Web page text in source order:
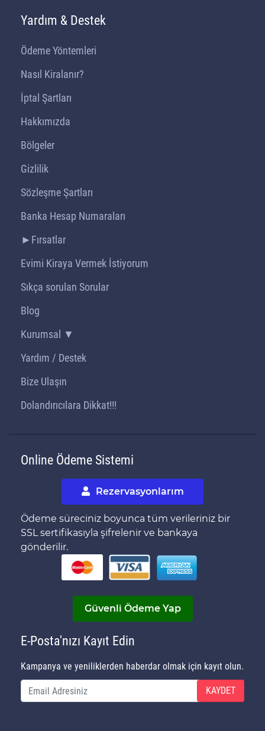
Yardım & Destek
Ödeme Yöntemleri
Nasıl Kiralanır?
İptal Şartları
Hakkımızda
Bölgeler
Gizlilik
Sözleşme Şartları
Banka Hesap Numaraları
►Fırsatlar
Evimi Kiraya Vermek İstiyorum
Sıkça sorulan Sorular
Blog
Kurumsal ▼
Yardım / Destek
Bize Ulaşın
Dolandırıcılara Dikkat!!!
Online Ödeme Sistemi
Rezervasyonlarım
Ödeme süreciniz boyunca tüm verileriniz bir
SSL sertifikasıyla şifrelenir ve bankaya
gönderilir.
Güvenli Ödeme Yap
E-Posta'nızı Kayıt Edin
Kampanya ve yeniliklerden haberdar olmak için kayıt olun.
KAYDET